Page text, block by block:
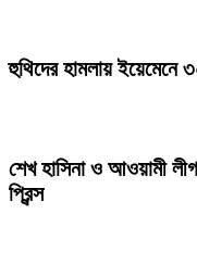
হুথিদের হামলায় ইয়েমেনে
শেখ হাসিনা ও আওয়ামী
প্রিন্স